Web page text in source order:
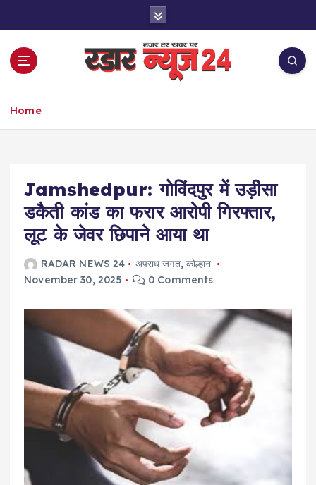
Home
Jamshedpur: गोविंदपुर में उड़ीसा
डकैती कांड का फरार आरोपी गिरफ्तार,
लूट के जेवर छिपाने आया था
RADAR NEWS 24 अपराध जगत, कोल्हान
November 30, 2025
0 Comments